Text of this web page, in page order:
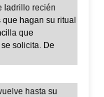
ladrillo recién
hagan su ritual
que
solicita. De
hasta su